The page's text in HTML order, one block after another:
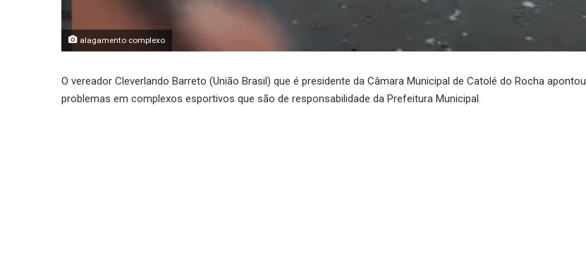
alagamento complexo
O vereador Cleverlando Barreto (União Brasil) que é presidente da Câmara Municipal de Catolé do Rocha apontou
problemas em complexos esportivos que são de responsabilidade da Prefeitura Municipal.